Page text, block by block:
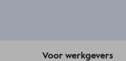
Voor werkgevers